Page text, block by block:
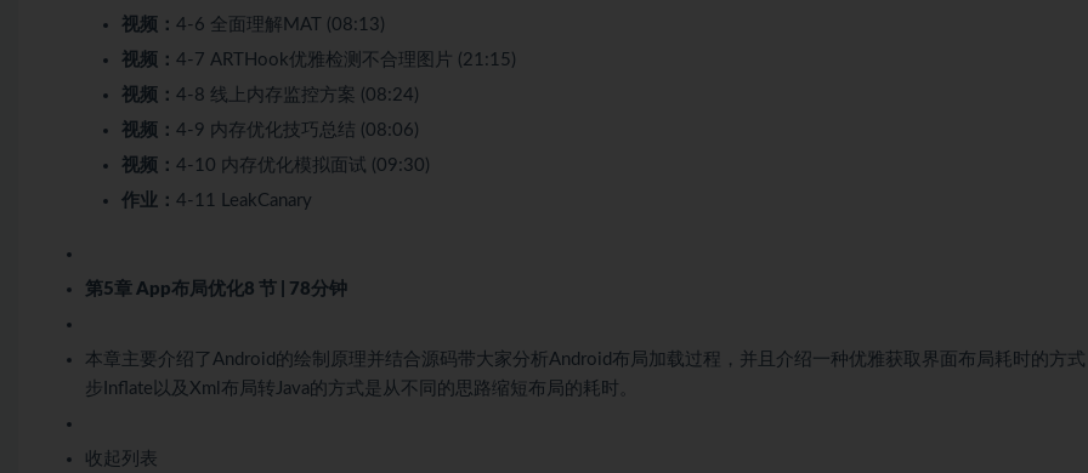
视频： 4-6 全面理解MAT (08:13)
视频： 4-7 ARTHook优雅检测不合理图片 (21:15)
视频： 4-8 线上内存监控方案 (08:24)
视频： 4-9 内存优化技巧总结 (08:06)
视频： 4-10 内存优化模拟面试 (09:30)
作业： 4-11 LeakCanary
第5章 App布局优化8 节 | 78分钟
本章主要介绍了Android的绘制原理并结合源码带大家分析Android布局加载过程，并且介绍一种优雅获取界面布局耗时的方
步Inflate以及Xml布局转Java的方式是从不同的思路缩短布局的耗时。
收起列表